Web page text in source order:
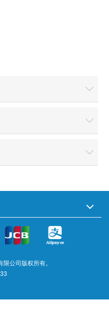
限公司版权所有。